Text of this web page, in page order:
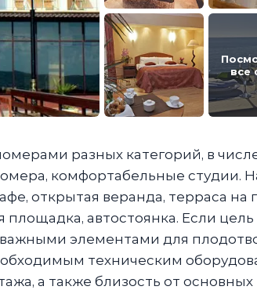
все
разных категорий, в
комфортабельные студии.
открытая веранда, терраса на
автостоянка. Если цель
элементами для
техническим
а также близость от основных